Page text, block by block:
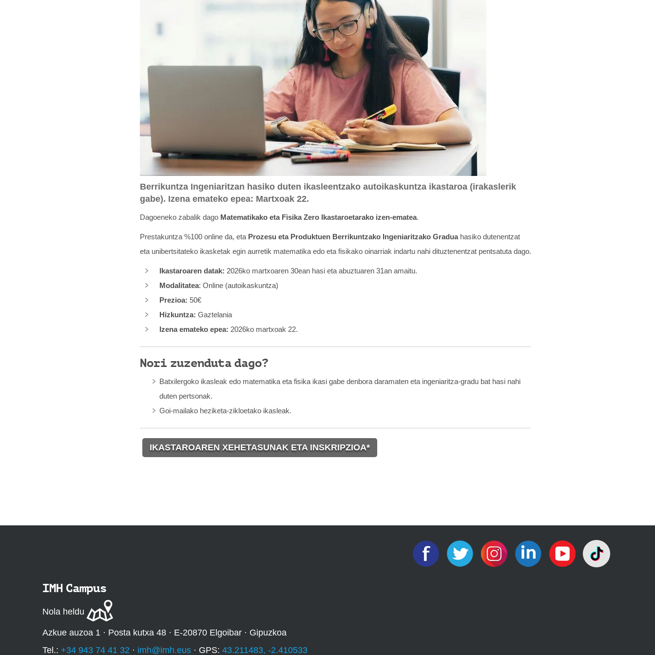
Berrikuntza Ingeniaritzan hasiko duten ikasleentzako autoikaskuntza ikastaroa (irakaslerik
gabe). Izena emateko epea: Martxoak 22.
Dagoeneko zabalik dago Matematikako eta Fisika Zero Ikastaroetarako izen-ematea.
Prestakuntza %100 online da, eta Prozesu eta Produktuen Berrikuntzako Ingeniaritzako Graduahasiko dutenentzat
eta unibertsitateko ikasketak egin aurretik matematika edo eta fisikako oinarriak indartu nahi dituztenentzat pentsatuta dago.
Ikastaroaren datak: 2026ko martxoaren 30ean hasi eta abuztuaren 31an amaitu.
Modalitatea: Online (autoikaskuntza)
Prezioa: 50€
Hizkuntza: Gaztelania
Izena emateko epea: 2026ko martxoak 22.
Nori zuzenduta dago?
Batxilergoko ikasleak edo matematika eta fisika ikasi gabe denbora daramaten eta ingeniaritza-gradu bat hasi nahi
duten pertsonak.
Goi-mailako heziketa-zikloetako ikasleak.
IKASTAROAREN XEHETASUNAK ETA INSKRIPZIOA*
IMH Campus
Nola heldu
Azkue auzoa 1 · Posta kutxa 48 · E-20870 Elgoibar · Gipuzkoa
Tel.: +34 943 74 41 32 · imh@imh.eus · GPS: 43.211483, -2.410533